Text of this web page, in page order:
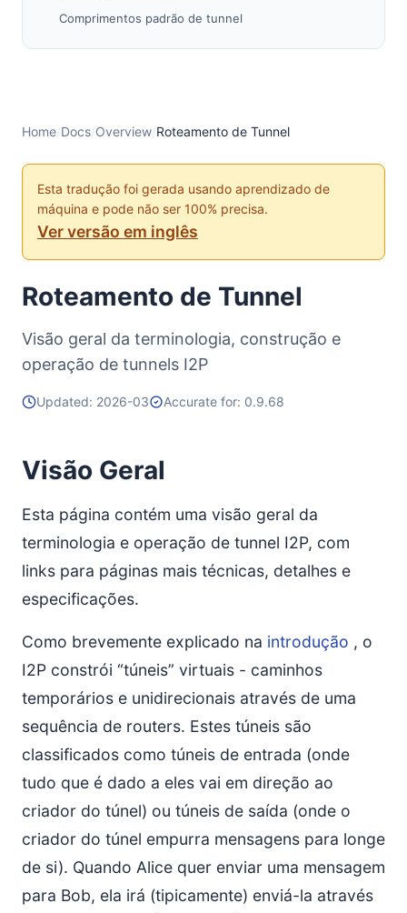
Comprimentos padrão de tunnel
Trabalho Futuro
Home/Docs/Overview/Roteamento de Tunnel
Esta tradução foi gerada usando aprendizado de
máquina e pode não ser 100% precisa.
Ver versão em inglês
Roteamento de Tunnel
Visão geral da terminologia, construção e
operação de tunnels I2P
Updated: 2026-03 Accurate for: 0.9.68
Visão Geral
Esta página contém uma visão geral da
terminologia e operação de tunnel I2P, com
links para páginas mais técnicas, detalhes e
especificações.
Como brevemente explicado na introdução , o
I2P constrói “túneis” virtuais - caminhos
temporários e unidirecionais através de uma
sequência de routers. Estes túneis são
classificados como túneis de entrada (onde
tudo que é dado a eles vai em direção ao
criador do túnel) ou túneis de saída (onde o
criador do túnel empurra mensagens para longe
de si). Quando Alice quer enviar uma mensagem
para Bob, ela irá (tipicamente) enviá-la através